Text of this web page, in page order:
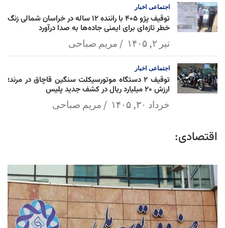
اجتماعی اخبار
توقیف پژو ۴۰۵ با راننده ۱۲ ساله در خراسان شمالی زنگ
خطر تازه‌ای برای ایمنی جاده‌ها به صدا درآورد
تیر ۲, ۱۴۰۵ مریم صباحی
اجتماعی اخبار
توقیف ۲ دستگاه موتورسیکلت سنگین قاچاق در مرند؛
ارزش ۲۰ میلیارد ریال در کشف جدید پلیس
خرداد ۳۰, ۱۴۰۵ مریم صباحی
اقتصادی: